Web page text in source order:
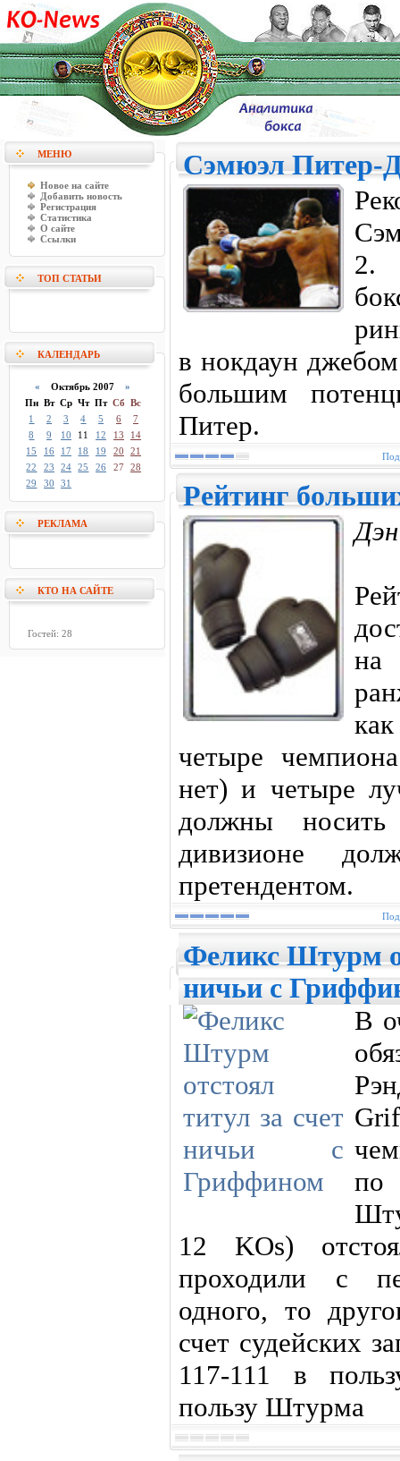
МЕНЮ
Новое на сайте
Добавить новость
Регистрация
Статистика
О сайте
Ссылки
ТОП СТАТЬИ
КАЛЕНДАРЬ
« Октябрь 2007»
Пн Вт Ср Чт Пт Сб Вс
1
2 3 4 5 6
7
8
9 10 11 12 13
14
15
16 17 18 19 20
21
22
23 24 25 26 27
28
29
30 31
РЕКЛАМА
КТО НА САЙТЕ
Гостей: 28
Сэмюэл Питер-
2.
в нокдаун
большим
Питер.
Рейтинг
на
четыре
нет) и четыре
должны
дивизионе
претендентом.
Феликс Штурм
ничьи с
В
по
12 KOs)
проходили с
одного, то
счет судейских
117-111 в
пользу Штурма